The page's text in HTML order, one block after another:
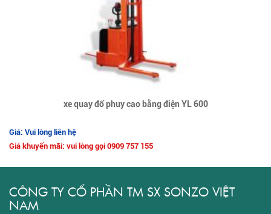
xe quay đổ phuy cao bằng điện YL 600
Giá: Vui lòng liên hệ
Giá khuyến mãi: vui lòng gọi 0909 757 155
CÔNG TY CỔ PHẦN TM SX SONZO VIỆT
NAM